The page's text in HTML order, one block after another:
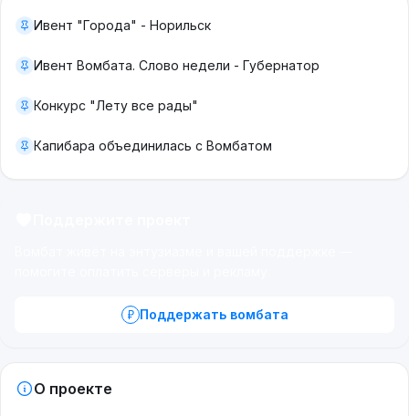
Ивент "Города" - Норильск
Ивент Вомбата. Слово недели - Губернатор
Конкурс "Лету все рады"
Капибара объединилась с Вомбатом
Поддержать вомбата
О проекте